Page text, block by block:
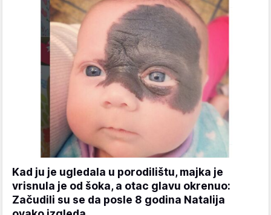
Kad ju je ugledala u porodilištu, majka je
vrisnula je od šoka, a otac glavu okrenuo:
Začudili su se da posle 8 godina Natalija